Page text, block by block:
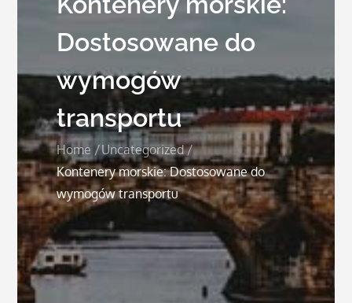
Dostosowane do
wymogów
transportu
Home
Uncategorized
Kontenery morskie: Dostosowane do
wymogów transportu